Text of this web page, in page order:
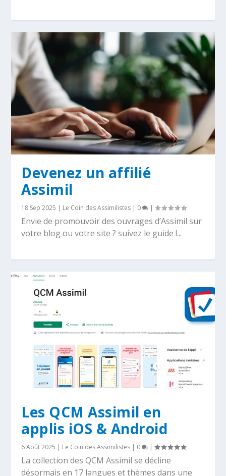
Devenez un affilié
Assimil
18 Sep 2025 | Le Coin des Assimilistes | 0 |
Envie de promouvoir des ouvrages d’Assimil sur
votre blog ou votre site ? suivez le guide !...
Les QCM Assimil en
applis iOS & Android
6 Août 2025 | Le Coin des Assimilistes | 0 |
La collection des QCM Assimil se décline
désormais en 17 langues et thèmes dans une